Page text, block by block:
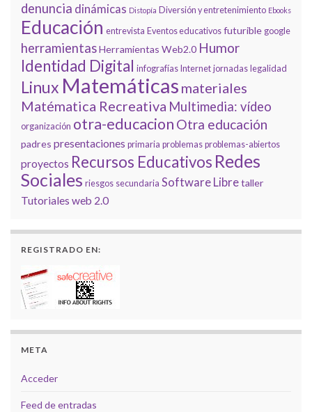
denuncia dinámicas Distopía Diversión y entretenimiento Ebooks
Educación entrevista Eventos educativos futurible google
herramientasHerramientas Web2.0 Humor
Identidad Digital infografías Internet jornadas legalidad
Linux Matemáticas materiales
Matématica Recreativa Multimedia: vídeo
organización otra-educacion Otra educación
padres presentaciones primaria problemas problemas-abiertos
proyectos Recursos Educativos Redes
Sociales riesgos secundaria Software Libretaller
Tutoriales web 2.0
REGISTRADO EN:
META
Acceder
Feed de entradas